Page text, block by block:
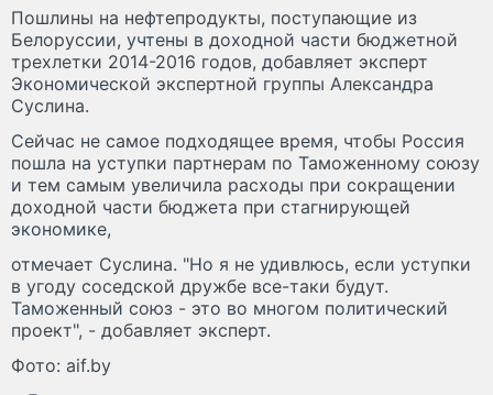
Пошлины на нефтепродукты, поступающие из
Белоруссии, учтены в доходной части бюджетной
трехлетки 2014-2016 годов, добавляет эксперт
Экономической экспертной группы Александра
Суслина.
Сейчас не самое подходящее время, чтобы Россия
пошла на уступки партнерам по Таможенному союзу
и тем самым увеличила расходы при сокращении
доходной части бюджета при стагнирующей
экономике,
отмечает Суслина. "Но я не удивлюсь, если уступки
в угоду соседской дружбе все-таки будут.
Таможенный союз - это во многом политический
проект", - добавляет эксперт.
Фото: aif.by